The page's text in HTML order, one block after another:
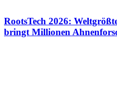
RootsTech 2026:
bringt Millionen